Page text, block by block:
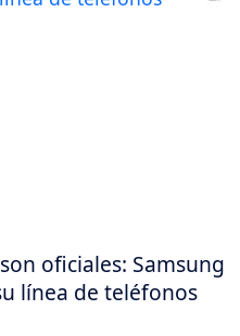
oficiales: Samsung
línea de teléfonos